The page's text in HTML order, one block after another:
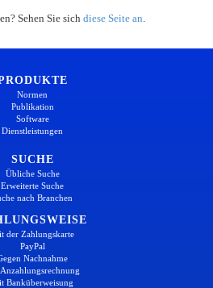
Sehen Sie sich diese Seite an
Normen
Publikation
Software
Dienstleistungen
SUCHE
Übliche Suche
Erweiterte Suche
nach Branchen
der Zahlungskarte
PayPal
Nachnahme
Banküberweisung